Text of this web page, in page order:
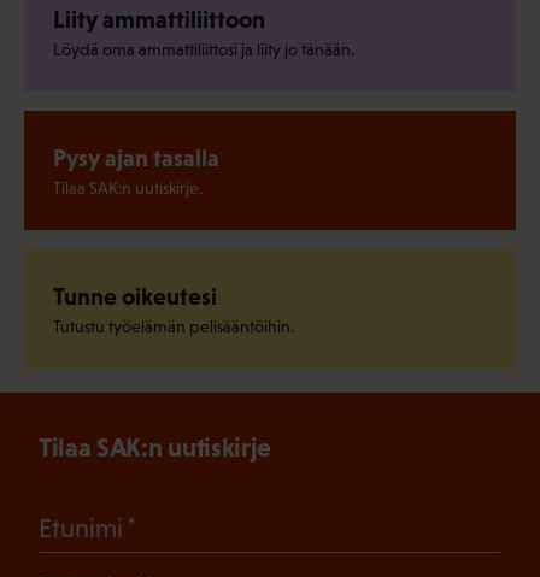
Liity ammattiliittoon
Löydä oma ammattiliittosi ja liity jo tänään.
Pysy ajan tasalla
Tilaa SAK:n uutiskirje.
Tunne oikeutesi
Tutustu työelämän pelisääntöihin.
Tilaa SAK:n uutiskirje
Etunimi